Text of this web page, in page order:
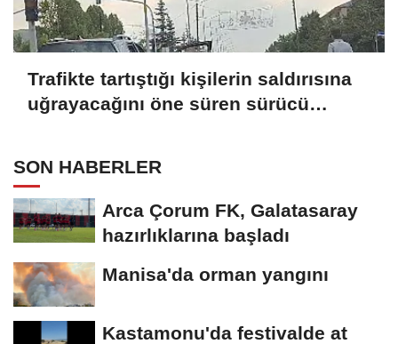
Trafikte tartıştığı kişilerin saldırısına
uğrayacağını öne süren sürücü
SON HABERLER
Arca Çorum FK, Galatasaray
hazırlıklarına başladı
Manisa'da orman yangını
Kastamonu'da festivalde at